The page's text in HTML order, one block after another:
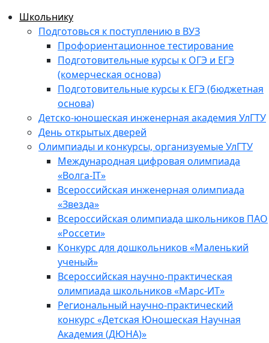
Школьнику
Подготовься к поступлению в ВУЗ
Профориентационное тестирование
Подготовительные курсы к ОГЭ и ЕГЭ
(комерческая основа)
Подготовительные курсы к ЕГЭ (бюджетная
основа)
Детско-юношеская инженерная академия УлГТУ
День открытых дверей
Олимпиады и конкурсы, организуемые УлГТУ
Международная цифровая олимпиада
«Волга-IT»
Всероссийская инженерная олимпиада
«Звезда»
Всероссийская олимпиада школьников ПАО
«Россети»
Конкурс для дошкольников «Маленький
ученый»
Всероссийская научно-практическая
олимпиада школьников «Марс-ИТ»
Региональный научно-практический
конкурс «Детская Юношеская Научная
Академия (ДЮНА)»